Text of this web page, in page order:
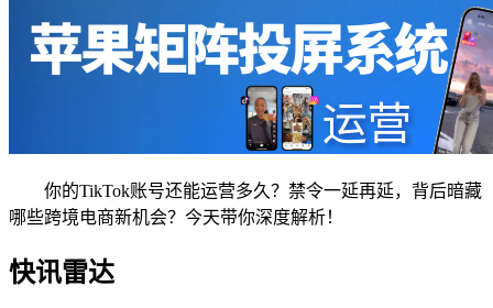
你的TikTok账号还能运营多久？禁令一延再延，背后暗藏
哪些跨境电商新机会？今天带你深度解析！
快讯雷达